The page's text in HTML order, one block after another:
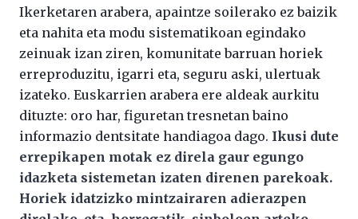
Ikerketaren arabera, apaintze soilerako ez baizik
eta nahita eta modu sistematikoan egindako
zeinuak izan ziren, komunitate barruan horiek
erreproduzitu, igarri eta, seguru aski, ulertuak
izateko. Euskarrien arabera ere aldeak aurkitu
dituzte: oro har, figuretan tresnetan baino
informazio dentsitate handiagoa dago. Ikusi dute
errepikapen motak ez direla gaur egungo
idazketa sistemetan izaten direnen parekoak.
Horiek idatzizko mintzairaren adierazpen